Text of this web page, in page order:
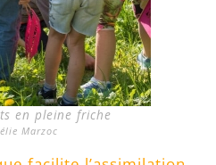
en pleine friche
Marzoc